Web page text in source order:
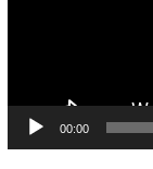
00:00